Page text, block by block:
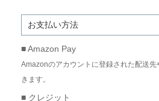
お支払い方法
■ Amazon Pay
Amazonのアカウントに登録された配送
きます。
■ クレジット